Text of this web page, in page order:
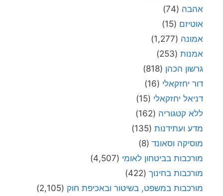
אהבה (74)
אוטיזם (15)
אמונה (1,277)
אמנות (253)
גרשון הכהן (818)
דור יחזקאלי (16)
דניאל יחזקאלי (15)
ללא קטגוריה (162)
מדע ועתידנות (135)
מוסיקה וסאונד (8)
מורכבות בביטחון לאומי (4,507)
מורכבות בחינוך (422)
מורכבות במשפט, בשיטור ובאכיפת חוק (2,105)